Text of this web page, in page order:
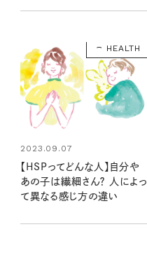
HEALTH
2023.09.07
【HSPってどんな人】自分や
あの子は繊細さん？ 人によっ
て異なる感じ方の違い